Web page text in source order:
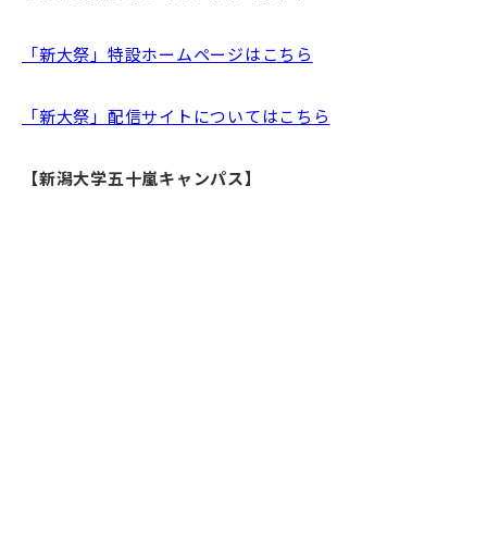
「新大祭」特設ホームページはこちら
「新大祭」配信サイトについてはこちら
【新潟大学五十嵐キャンパス】